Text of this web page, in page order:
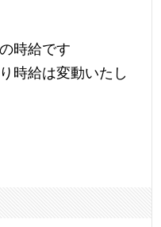
時給です
時給は変動いたし